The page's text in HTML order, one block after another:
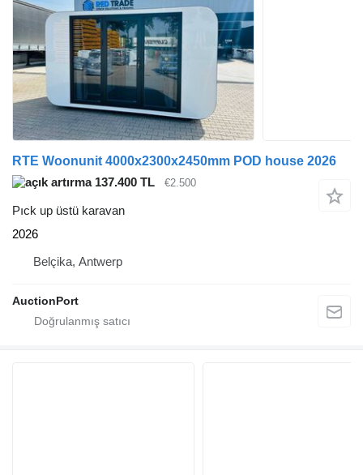
RTE Woonunit 4000x2300x2450mm POD house 2026
137.400 TL
€2.500
Pıck up üstü karavan
2026
Belçika, Antwerp
AuctionPort